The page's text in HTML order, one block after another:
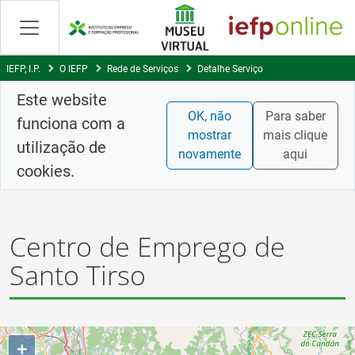
Saltar
para
conteúdo
principal
IEFP, I.P. O IEFP Rede de Serviços Detalhe Serviço
Este website
funciona com a
utilização de
cookies.
OK, não
mostrar
novamente
Para saber
mais clique
aqui
Centro de Emprego de
Santo Tirso
+